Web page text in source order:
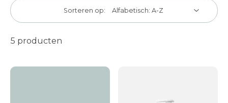
Sorteren op:
5 producten